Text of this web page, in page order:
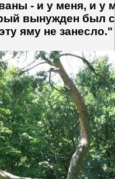
- и у меня, и у
вынужден был
яму не занесло."